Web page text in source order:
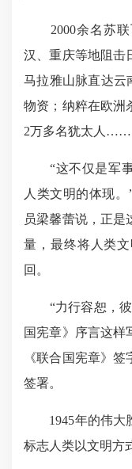
2000余名苏联
汉、重庆等地阻击
马拉雅山脉直达云
物资；纳粹在欧洲
2万多名犹太人……
“这不仅是军事
人类文明的体现
员梁馨蕾说，正是
量，最终将人类
回。
“力行容恕，彼
国宪章》序言这样
《联合国宪章》
签署。
1945年的伟大
标志人类以文明方